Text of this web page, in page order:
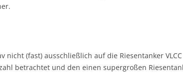
nicht (fast) ausschließlich auf die Riesentanker VLCC
betrachtet und den einen supergroßen